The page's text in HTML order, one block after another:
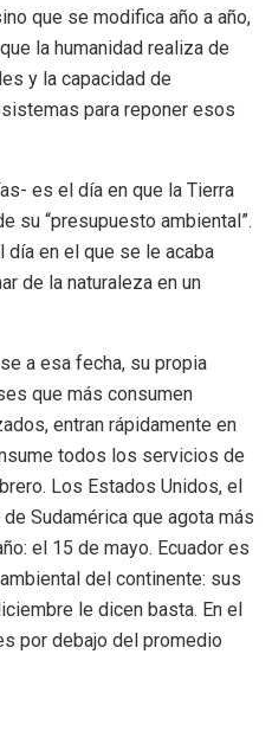
que se modifica año a año,
la humanidad realiza de
y la capacidad de
para reponer esos
es el día en que la Tierra
su “presupuesto ambiental”.
día en el que se le acaba
de la naturaleza en un
a esa fecha, su propia
que más consumen
entran rápidamente en
todos los servicios de
Los Estados Unidos, el
Sudamérica que agota más
el 15 de mayo. Ecuador es
del continente: sus
le dicen basta. En el
por debajo del promedio